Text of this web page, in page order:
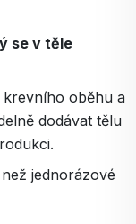
se v těle
oběhu a
dodávat tělu
jednorázové